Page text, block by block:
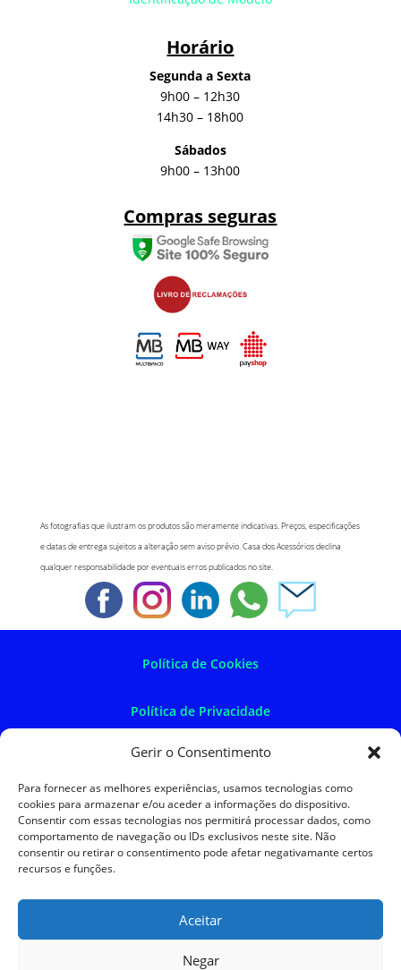
Gerir o Consentimento
Para fornecer as melhores experiências, usamos tecnologias como
cookies para armazenar e/ou aceder a informações do dispositivo.
Consentir com essas tecnologias nos permitirá processar dados, como
comportamento de navegação ou IDs exclusivos neste site. Não
consentir ou retirar o consentimento pode afetar negativamante certos
recursos e funções.
Aceitar
Negar
Horário
Segunda a Sexta
9h00 – 12h30
14h30 – 18h00
Sábados
9h00 – 13h00
Compras seguras
As fotografias que ilustram os produtos são meramente indicativas. Preços, especificações
e datas de entrega sujeitos a alteração sem aviso prévio. Casa dos Acessórios declina
qualquer responsabilidade por eventuais erros publicados no site.
Política de Cookies
Política de Privacidade
Política de Devoluções
Termos e Condições
Resolução de Litígios
SKySIGMA